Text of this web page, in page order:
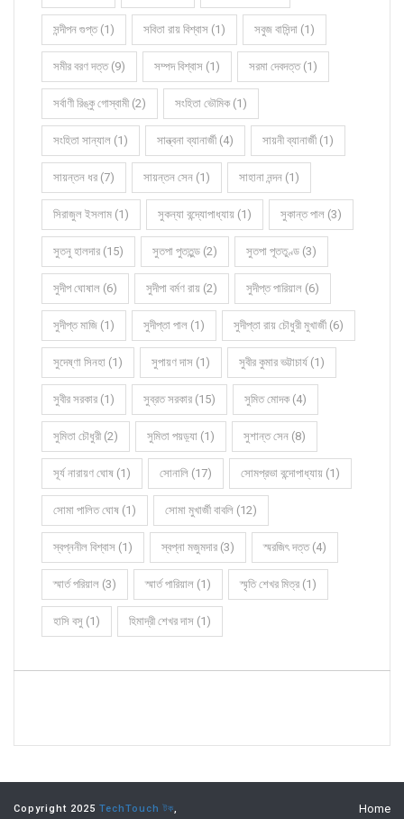
সন্দীপন গুপ্ত (1) সবিতা রায় বিশ্বাস (1) সবুজ বাসিন্দা (1)
সমীর বরণ দত্ত (9) সম্পদ বিশ্বাস (1) সরমা দেবদত্ত (1)
সর্বাণী রিঙ্কু গোস্বামী (2) সংহিতা ভৌমিক (1)
সংহিতা সান্যাল (1) সান্ত্বনা ব্যানার্জী (4) সায়নী ব্যানার্জী (1)
সায়ন্তন ধর (7) সায়ন্তন সেন (1) সাহানা নন্দন (1)
সিরাজুল ইসলাম (1) সুকন্যা বন্দ্যোপাধ্যায় (1) সুকান্ত পাল (3)
সুতনু হালদার (15) সুতপা পুততুন্ড (2) সুতপা পূততুণ্ড (3)
সুদীপ ঘোষাল (6) সুদীপা বর্মণ রায় (2) সুদীপ্ত পারিয়াল (6)
সুদীপ্ত মাজি (1) সুদীপ্তা পাল (1) সুদীপ্তা রায় চৌধুরী মুখার্জী (6)
সুদেষ্ণা সিনহা (1) সুপায়ণ দাস (1) সুবীর কুমার ভট্টাচার্য (1)
সুবীর সরকার (1) সুব্রত সরকার (15) সুমিত মোদক (4)
সুমিতা চৌধুরী (2) সুমিতা পয়ড়্যা (1) সুশান্ত সেন (8)
সূর্য নারায়ণ ঘোষ (1) সোনালি (17) সোমপ্রভা বন্দোপাধ্যায় (1)
সোমা পালিত ঘোষ (1) সোমা মুখার্জী বাবলি (12)
স্বপ্ননীল বিশ্বাস (1) স্বপ্না মজুমদার (3) স্মরজিৎ দত্ত (4)
স্মার্ত পরিয়াল (3) স্মার্ত পারিয়াল (1) স্মৃতি শেখর মিত্র (1)
হাসি বসু (1) হিমাদ্রী শেখর দাস (1)
Copyright 2025 TechTouch টক, Home